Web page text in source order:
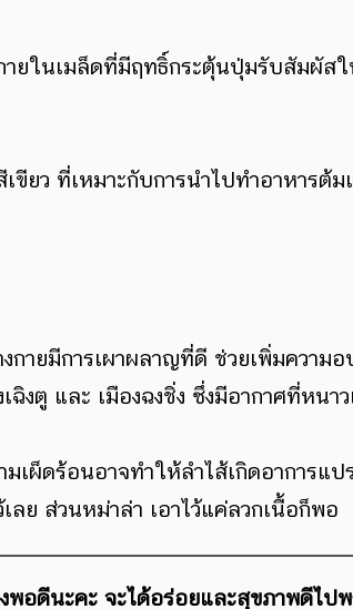
ยในเมล็ดที่มีฤทธิ์กระตุ้นปุ่มรับสัมผัส
ยว ที่เหมาะกับการนำไปทำอาหารต้ม
ายมีการเผาผลาญที่ดี ช่วยเพิ่มความ
งตู และ เมืองฉงชิ่ง ซึ่งมีอากาศที่หนา
เผ็ดร้อนอาจทำให้ลำไส้เกิดอาการแ
ย ส่วนหม่าล่า เอาไว้แค่ลวกเนื้อก็พอ
พอดีนะคะ จะได้อร่อยและสุขภาพดีไ